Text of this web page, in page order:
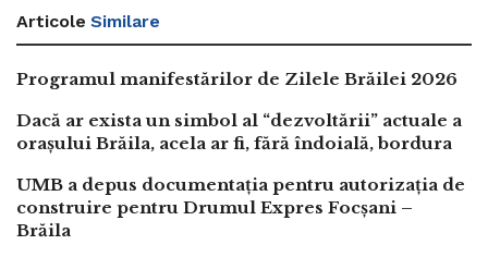
Articole Similare
Programul manifestărilor de Zilele Brăilei 2026
Dacă ar exista un simbol al “dezvoltării” actuale a
orașului Brăila, acela ar fi, fără îndoială, bordura
UMB a depus documentația pentru autorizația de
construire pentru Drumul Expres Focșani –
Brăila